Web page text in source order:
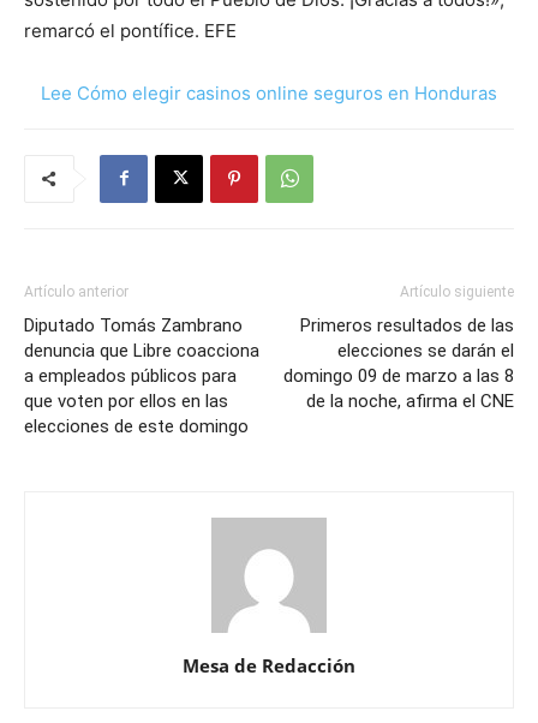
remarcó el pontífice. EFE
Lee Cómo elegir casinos online seguros en Honduras
Artículo anterior
Diputado Tomás Zambrano
denuncia que Libre coacciona
a empleados públicos para
que voten por ellos en las
elecciones de este domingo
Artículo siguiente
Primeros resultados de las
elecciones se darán el
domingo 09 de marzo a las 8
de la noche, afirma el CNE
Mesa de Redacción